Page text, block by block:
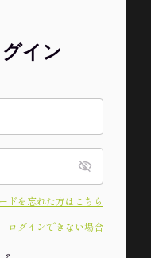
イン
ドを忘れた方はこちら
ログインできない場合